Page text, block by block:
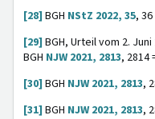
[28] BGH NStZ 2022, 35,
[29] BGH, Urteil vom 2. Juni
BGH NJW 2021, 2813, 2814
[30] BGH NJW 2021, 2813,
[31] BGH NJW 2021, 2813,